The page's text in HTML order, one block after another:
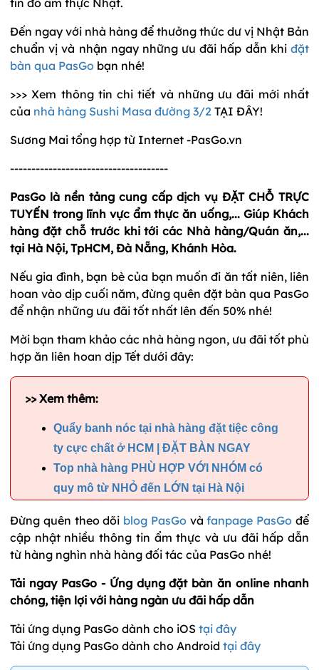
Đến ngay với nhà hàng để thưởng thức dư vị Nhật Bản
chuẩn vị và nhận ngay những ưu đãi hấp dẫn khi đặt
bàn qua PasGo bạn nhé!
>>> Xem thông tin chi tiết và những ưu đãi mới nhất
của nhà hàng Sushi Masa đường 3/2 TẠI ĐÂY!
Sương Mai tổng hợp từ Internet -PasGo.vn
-------------------------------------
PasGo là nền tảng cung cấp dịch vụ ĐẶT CHỖ TRỰC
TUYẾN trong lĩnh vực ẩm thực ăn uống,... Giúp Khách
hàng đặt chỗ trước khi tới các Nhà hàng/Quán ăn,...
tại Hà Nội, TpHCM, Đà Nẵng, Khánh Hòa.
Nếu gia đình, bạn bè của bạn muốn đi ăn tất niên, liên
hoan vào dịp cuối năm, đừng quên đặt bàn qua PasGo
để nhận những ưu đãi tốt nhất lên đến 50% nhé!
Mời bạn tham khảo các nhà hàng ngon, ưu đãi tốt phù
hợp ăn liên hoan dịp Tết dưới đây:
>> Xem thêm:
Quẩy banh nóc tại nhà hàng đặt tiệc công
ty cực chất ở HCM | ĐẶT BÀN NGAY
Top nhà hàng PHÙ HỢP VỚI NHÓM có
quy mô từ NHỎ đến LỚN tại Hà Nội
Đừng quên theo dõi blog PasGovàfanpage PasGo để
cập nhật nhiều thông tin ẩm thực và ưu đãi hấp dẫn
từ hàng nghìn nhà hàng đối tác của PasGo nhé!
Tải ngay PasGo - Ứng dụng đặt bàn ăn online nhanh
chóng, tiện lợi với hàng ngàn ưu đãi hấp dẫn
Tải ứng dụng PasGo dành cho iOS tại đây
Tải ứng dụng PasGo dành cho Android tại đây